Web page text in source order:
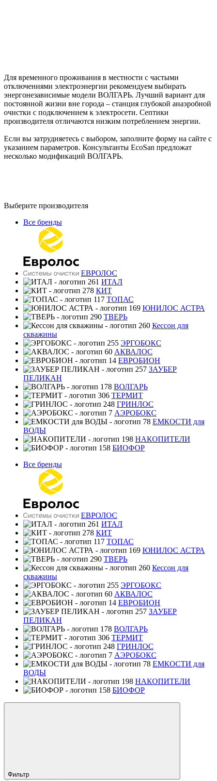
Для временного проживания в местности с частыми
отключениями электроэнергии рекомендуем выбирать
энергонезависимые модели ВОЛГАРЬ. Лучший вариант для
постоянной жизни вне города – станция глубокой анаэробной
очистки с подключением к электросети. Септики
производителя отличаются низким потреблением энергии.
Если вы затрудняетесь с выбором, заполните форму на сайте с
указанием параметров. Консультанты EcoSan предложат
несколько модификаций ВОЛГАРЬ.
Выберите производителя
Все бренды
ЕВРОЛОС
ИТАЛ
КИТ
ТОПАС
ЮНИЛОС АСТРА
ТВЕРЬ
Кессон для
скважины
ЭРГОБОКС
АКВАЛОС
ЕВРОБИОН
ЗАУБЕР
ПЕЛИКАН
ВОЛГАРЬ
ТЕРМИТ
ГРИНЛОС
АЭРОБОКС
ЕМКОСТИ для
ВОДЫ
НАКОПИТЕЛИ
БИОФОР
Все бренды
ЕВРОЛОС
ИТАЛ
КИТ
ТОПАС
ЮНИЛОС АСТРА
ТВЕРЬ
Кессон для
скважины
ЭРГОБОКС
АКВАЛОС
ЕВРОБИОН
ЗАУБЕР
ПЕЛИКАН
ВОЛГАРЬ
ТЕРМИТ
ГРИНЛОС
АЭРОБОКС
ЕМКОСТИ для
ВОДЫ
НАКОПИТЕЛИ
БИОФОР
Фильтр